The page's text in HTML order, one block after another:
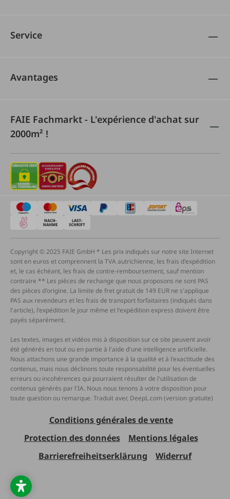
Service
Avantages
FAIE Fachmarkt - L'expérience d'achat sur
2000m² !
Copyright © 2025 FAIE GmbH * Les prix indiqués sur notre site Internet
sont en euros et comprennent la TVA autrichienne, les frais d'expédition
et, le cas échéant, les frais de contre-remboursement, sauf mention
contraire ** Les pièces de rechange que nous proposons ne sont PAS
des pièces d'origine. La limite de fret gratuit de 149 EUR ne s'applique
PAS aux revendeurs et les frais de transport forfaitaires (indiqués dans
l'article), l'expédition le jour même et l'expédition express doivent être
payés séparément.
Les textes, images et vidéos mis à disposition sur ce site peuvent avoir
été générés en tout ou en partie à l'aide d'une intelligence artificielle.
Nous attachons une grande importance à la qualité et à l'exactitude des
contenus, mais nous déclinons toute responsabilité pour les éventuelles
erreurs ou incohérences qui pourraient résulter de l'utilisation de
contenus générés par l'IA. Nous nous tenons à votre disposition pour
toute question ou remarque. Traduit avec DeepL.com (version gratuite)
Conditions générales de vente
Protection des données
Mentions légales
Barrierefreiheitserklärung
Widerruf